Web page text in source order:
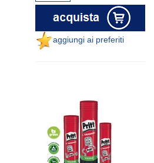
aggiungi ai preferiti